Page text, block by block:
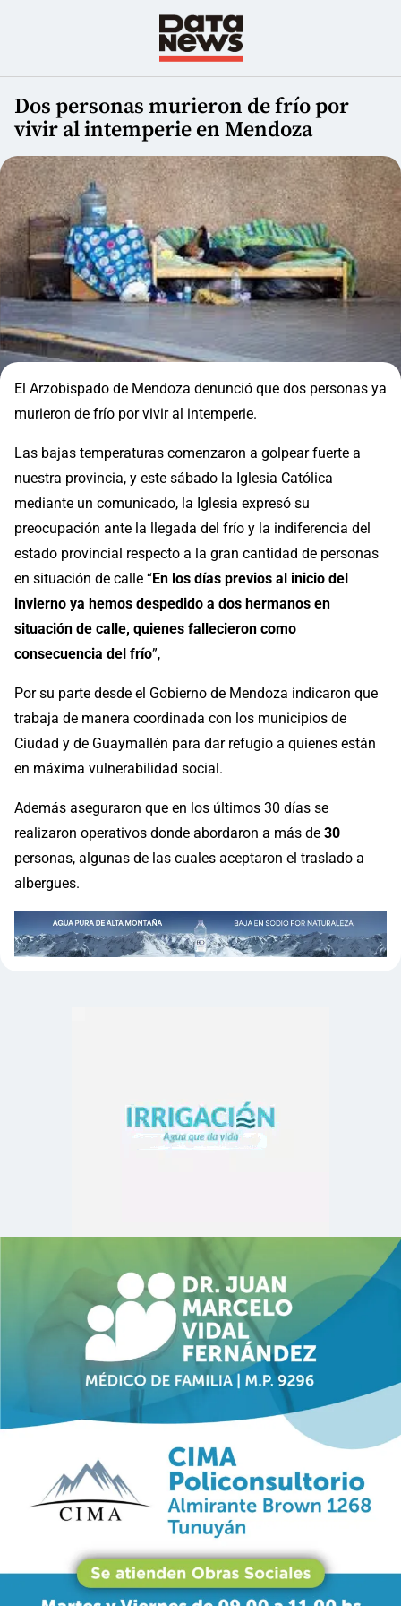
Dos personas murieron de frío por
vivir al intemperie en Mendoza
El Arzobispado de Mendoza denunció que dos personas ya
murieron de frío por vivir al intemperie.
Las bajas temperaturas comenzaron a golpear fuerte a
nuestra provincia, y este sábado la Iglesia Católica
mediante un comunicado, la Iglesia expresó su
preocupación ante la llegada del frío y la indiferencia del
estado provincial respecto a la gran cantidad de personas
en situación de calle “En los días previos al inicio del
invierno ya hemos despedido a dos hermanos en
situación de calle, quienes fallecieron como
consecuencia del frío”,
Por su parte desde el Gobierno de Mendoza indicaron que
trabaja de manera coordinada con los municipios de
Ciudad y de Guaymallén para dar refugio a quienes están
en máxima vulnerabilidad social.
Además aseguraron que en los últimos 30 días se
realizaron operativos donde abordaron a más de 30
personas, algunas de las cuales aceptaron el traslado a
albergues.